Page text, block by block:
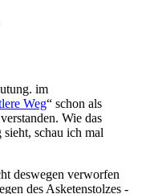
im
Weg“ schon als
Wie das
schau ich mal
deswegen verworfen
des Asketenstolzes -